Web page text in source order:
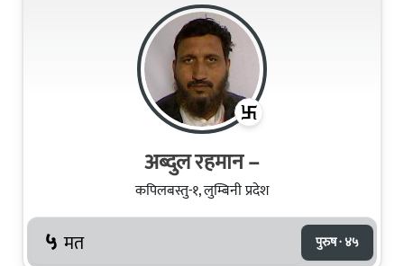
अब्दुल रहमान –
कपिलबस्तु-१, लुम्बिनी प्रदेश
५ मत पुरुष · ४५